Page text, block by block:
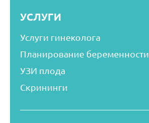
УСЛУГИ
Услуги гинеколога
Планирование беременности
УЗИ плода
Скрининги